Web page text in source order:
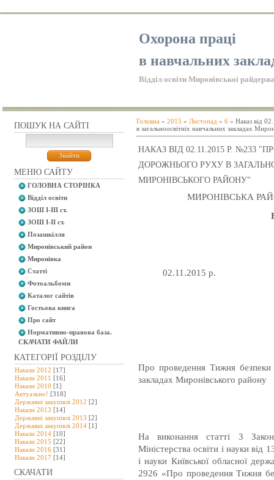
Охорона праці
в навчальних
Відділ освіти Миронівської
ПОШУК НА САЙТІ
МЕНЮ САЙТУ
ГОЛОВНА СТОРІНКА
Відділ освіти
ЗОШ І-ІІІ ст.
ЗОШ І-ІІ ст.
Позашкілля
Миронівський район
Миронівка
Статті
Фотоальбоми
Каталог сайтів
Гостьова книга
Про сайт
Нормативно-правова база.
СКАЧАТИ ФАЙЛИ
КАТЕГОРІЇ РОЗДІЛУ
Накази 2012 [17]
Накази 2011 [16]
Накази 2010 [1]
Актуально! [318]
Державні закупівлі 2012 [2]
Накази 2013 [14]
Державні закупівлі 2013 [2]
Державні закупівлі 2014 [1]
Накази 2014 [10]
Накази 2015 [22]
Накази 2016 [31]
Накази 2017 [14]
СКАЧАТИ
Головна » 2015 » Листопад » 6 » Наказ від
в загальноосвітніх навчальних закладах
НАКАЗ ВІД 02.11.2015 Р. №233
ДОРОЖНЬОГО РУХУ В
МИРОНІВСЬКОГО РАЙОНУ"
МИРОНІВСЬКА
Про проведення Тижня безпеки
закладах Миронівського району
На виконання статті 3
Міністерства освіти і науки
і науки Київської обласної
2926 «Про проведення Тижня